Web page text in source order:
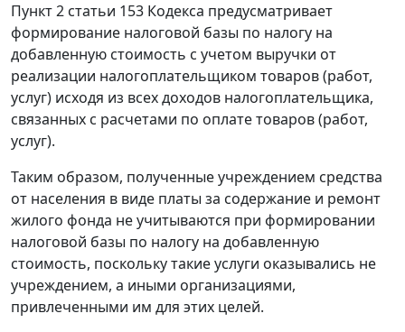
Пункт 2 статьи 153 Кодекса предусматривает
формирование налоговой базы по налогу на
добавленную стоимость с учетом выручки от
реализации налогоплательщиком товаров (работ,
услуг) исходя из всех доходов налогоплательщика,
связанных с расчетами по оплате товаров (работ,
услуг).
Таким образом, полученные учреждением средства
от населения в виде платы за содержание и ремонт
жилого фонда не учитываются при формировании
налоговой базы по налогу на добавленную
стоимость, поскольку такие услуги оказывались не
учреждением, а иными организациями,
привлеченными им для этих целей.